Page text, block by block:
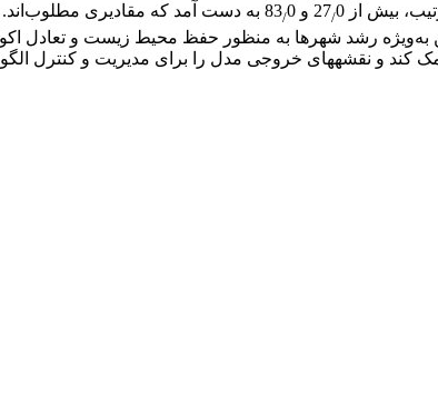
/0 و 83 /
0 به دست آمد که مقادیری
زمین به‌ویژه رشد شهرها به منظور حفظ محیط زیست و
کند و نقشه‏های خروجی مدل را برای مدیریت و کنترل